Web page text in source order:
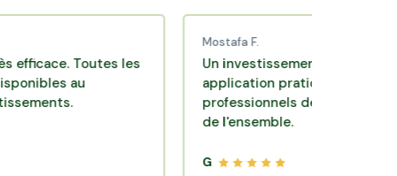
Toutes les
au
Mostafa F.
Un investissement de bon sens via
application pratique réalisée par des
professionnels de qualité. Très
de l'ensemble.